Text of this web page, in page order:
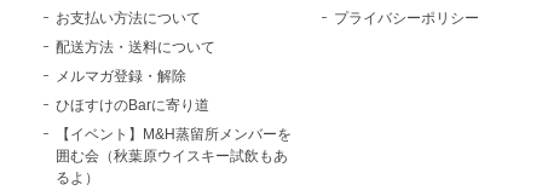
お支払い方法について
配送方法・送料について
メルマガ登録・解除
ひほすけのBarに寄り道
【イベント】M&H蒸留所メンバーを
囲む会（秋葉原ウイスキー試飲もあ
るよ）
プライバシーポリシー